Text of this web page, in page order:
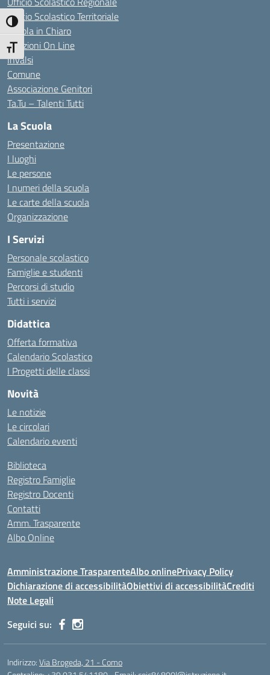
Attiva/disattiva alto contrasto
Attiva/disattiva dimensione testo
Ufficio Scolastico Territoriale
Scuola in Chiaro
Iscrizioni On Line
Invalsi
Comune
Associazione Genitori
Ta.Tu – Talenti Tutti
La Scuola
Presentazione
I luoghi
Le persone
I numeri della scuola
Le carte della scuola
Organizzazione
I Servizi
Personale scolastico
Famiglie e studenti
Percorsi di studio
Tutti i servizi
Didattica
Offerta formativa
Calendario Scolastico
I Progetti delle classi
Novità
Le notizie
Le circolari
Calendario eventi
Biblioteca
Registro Famiglie
Registro Docenti
Contatti
Amm. Trasparente
Albo Online
Amministrazione TrasparenteAlbo onlinePrivacy Policy
Dichiarazione di accessibilitàObiettivi di accessibilitàCrediti
Note Legali
Seguici su:
Indirizzo:Via Brogeda, 21 - Como